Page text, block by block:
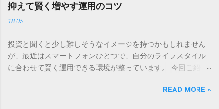
抑えて賢く増やす運用のコツ
18:05
投資と聞くと少し難しそうなイメージを持つかもしれません
が、最近はスマートフォンひとつで、自分のライフスタイル
に合わせて賢く運用できる環境が整っています。 今回ご紹介
とつのアプリで管理できる新しいツールです。直感的な操作
感と、取引手数料が無料という気軽さが特徴で、投資のタイ
READ MORE »